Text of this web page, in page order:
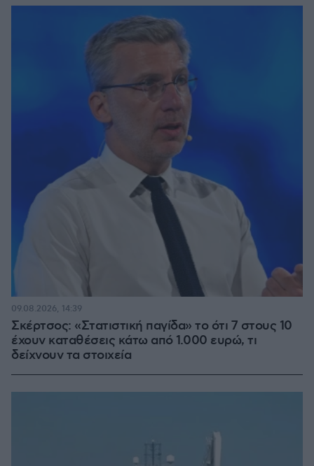
Σκέρτσος: «Στατιστική παγίδα» το ότι 7 στους 10
έχουν καταθέσεις κάτω από 1.000 ευρώ, τι
δείχνουν τα στοιχεία
09.08.2026, 14:39